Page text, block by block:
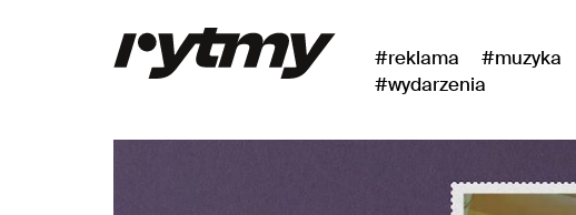
#reklama #muzyka
#wydarzenia